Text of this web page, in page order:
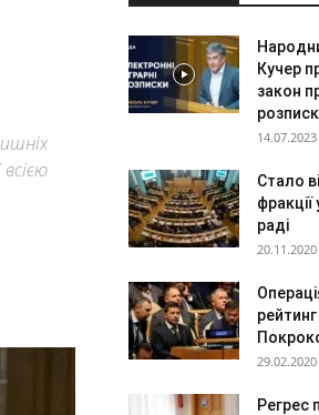
Кучер
закон
14.07.2023
Стало
фракції
раді
20.11.2020
29.02.2020
Регрес